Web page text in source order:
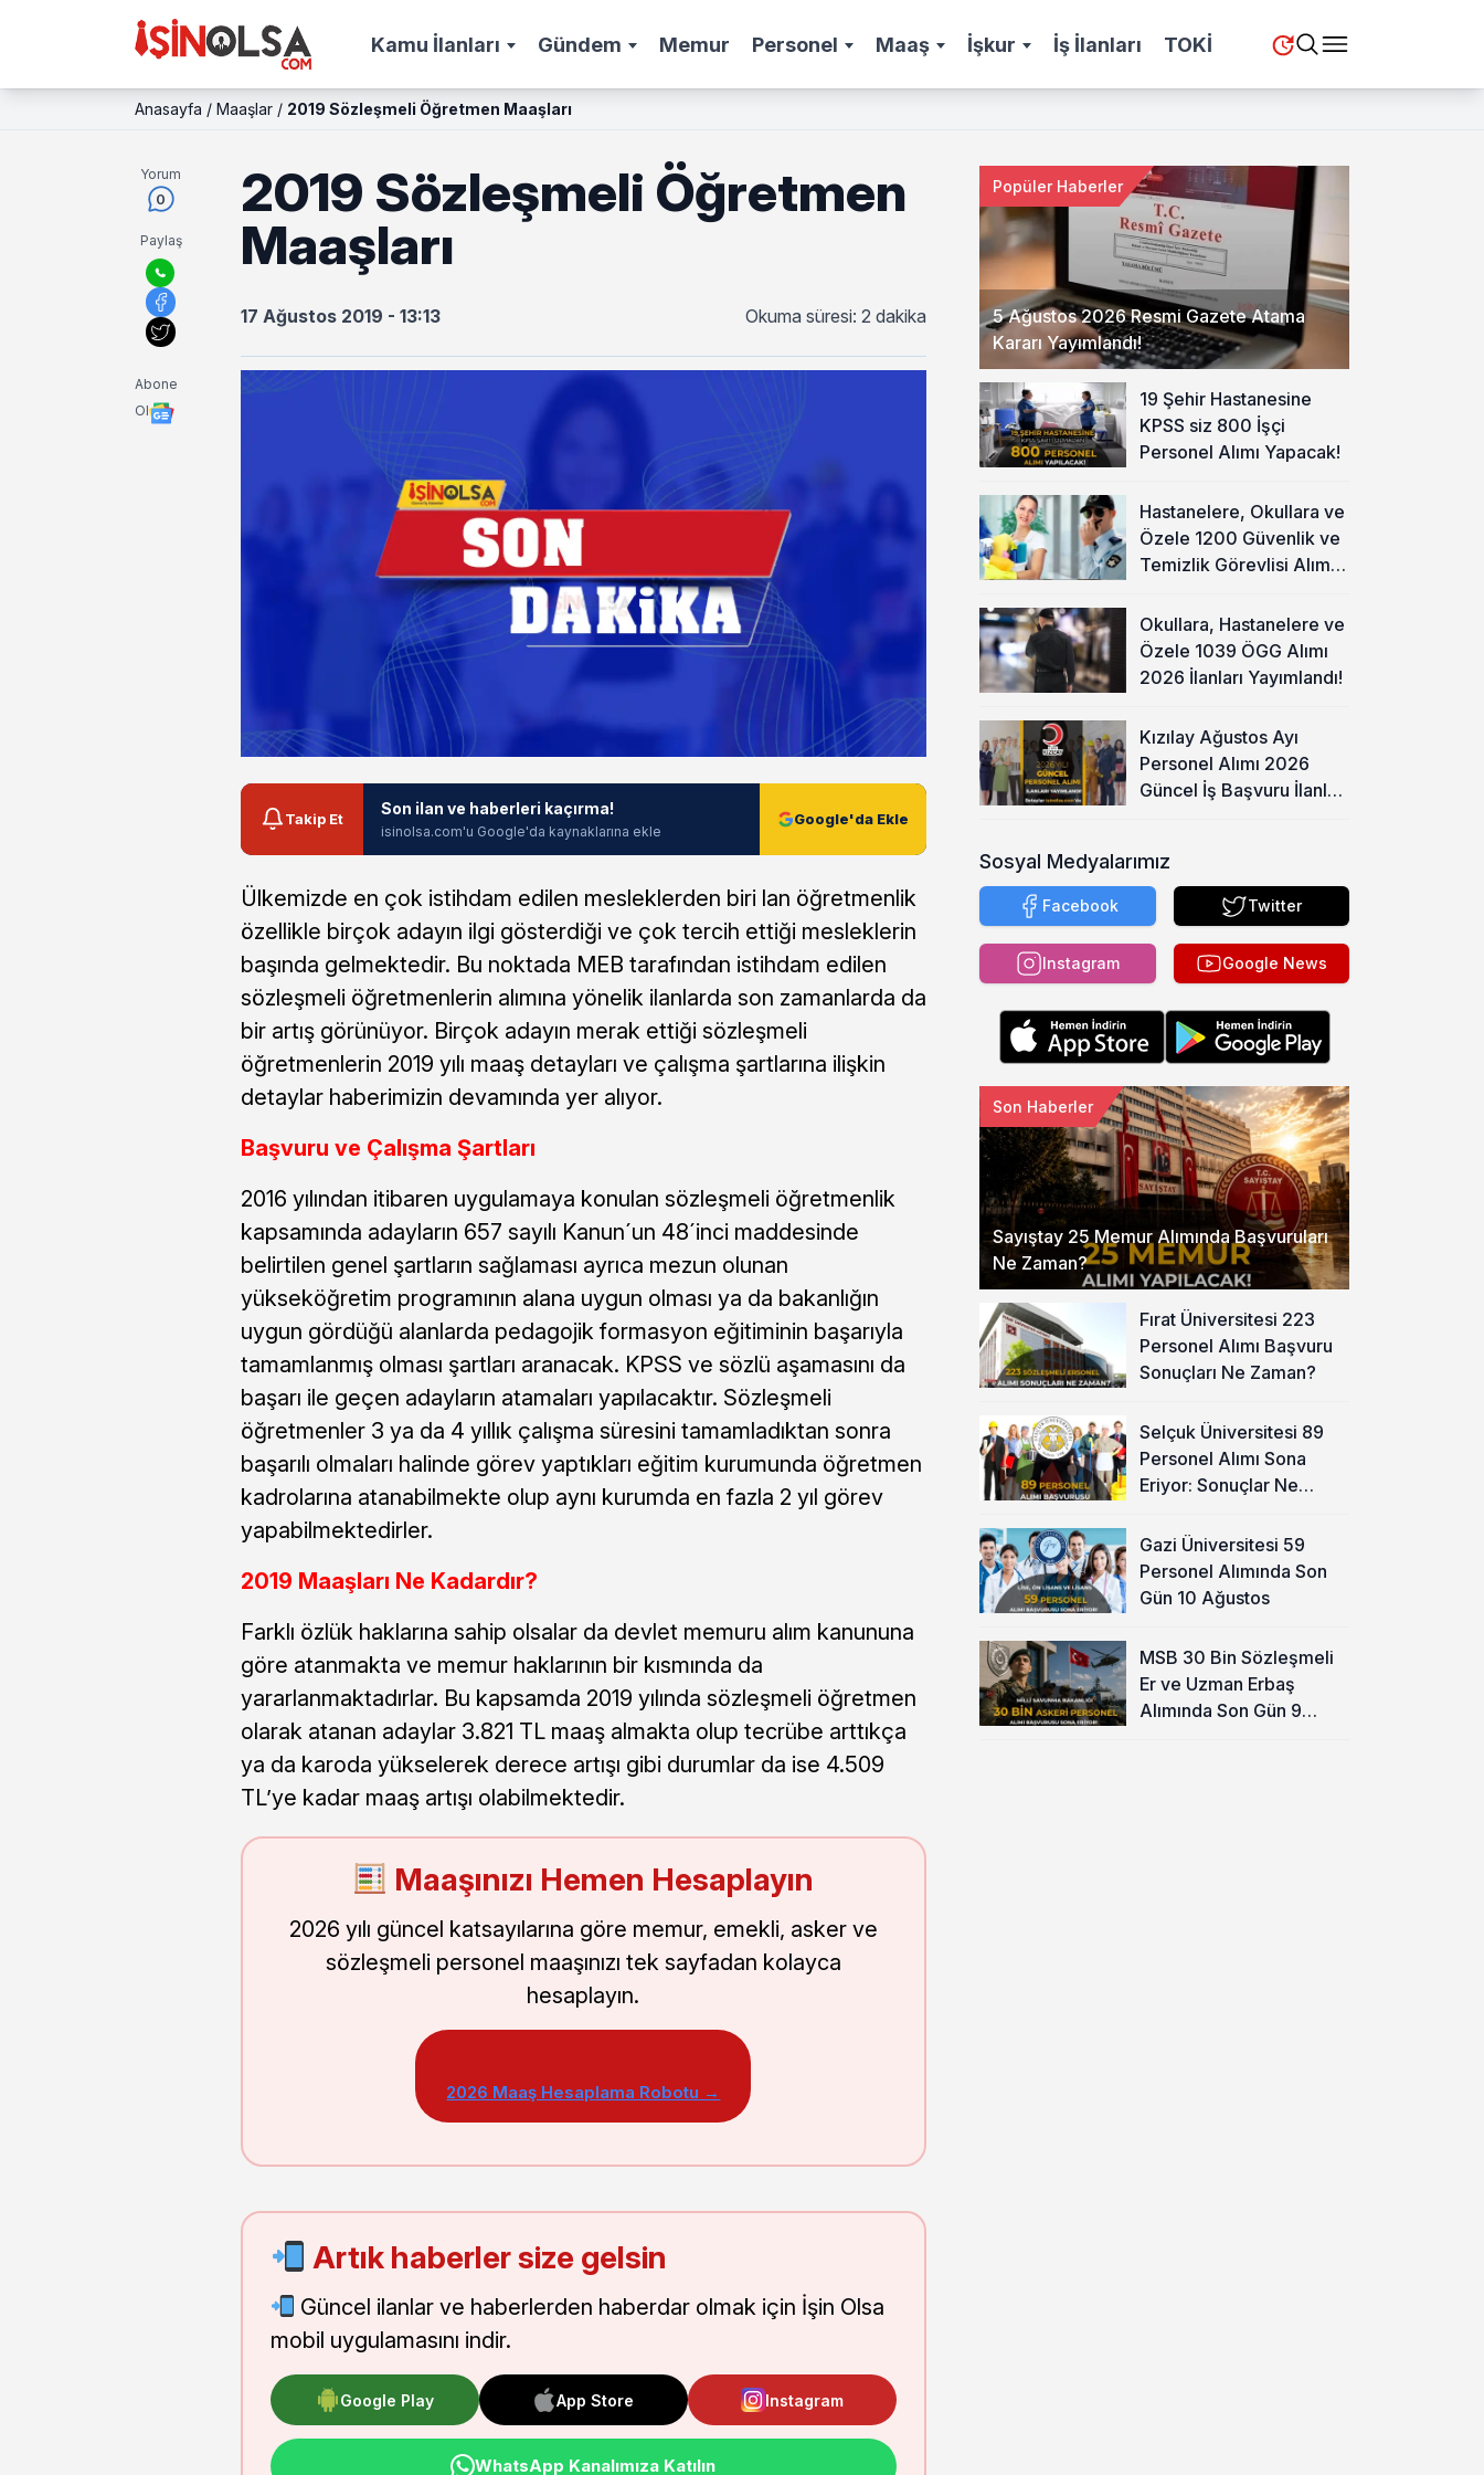
Kamu İlanları Gündem Memur Personel Maaş İşkur İş İlanları TOKİ
Anasayfa / Maaşlar / 2019 Sözleşmeli Öğretmen Maaşları
Yorum
0
Paylaş
Abone
Ol
2019 Sözleşmeli Öğretmen
Maaşları
17 Ağustos 2019 - 13:13 Okuma süresi: 2 dakika
Takip Et
Son ilan ve haberleri kaçırma!
isinolsa.com'u Google'da kaynaklarına ekle
Google'da Ekle
Ülkemizde en çok istihdam edilen mesleklerden biri lan öğretmenlik
özellikle birçok adayın ilgi gösterdiği ve çok tercih ettiği mesleklerin
başında gelmektedir. Bu noktada MEB tarafından istihdam edilen
sözleşmeli öğretmenlerin alımına yönelik ilanlarda son zamanlarda da
bir artış görünüyor. Birçok adayın merak ettiği sözleşmeli
öğretmenlerin 2019 yılı maaş detayları ve çalışma şartlarına ilişkin
detaylar haberimizin devamında yer alıyor.
Başvuru ve Çalışma Şartları
2016 yılından itibaren uygulamaya konulan sözleşmeli öğretmenlik
kapsamında adayların 657 sayılı Kanun´un 48´inci maddesinde
belirtilen genel şartların sağlaması ayrıca mezun olunan
yükseköğretim programının alana uygun olması ya da bakanlığın
uygun gördüğü alanlarda pedagojik formasyon eğitiminin başarıyla
tamamlanmış olması şartları aranacak. KPSS ve sözlü aşamasını da
başarı ile geçen adayların atamaları yapılacaktır. Sözleşmeli
öğretmenler 3 ya da 4 yıllık çalışma süresini tamamladıktan sonra
başarılı olmaları halinde görev yaptıkları eğitim kurumunda öğretmen
kadrolarına atanabilmekte olup aynı kurumda en fazla 2 yıl görev
yapabilmektedirler.
2019 Maaşları Ne Kadardır?
Farklı özlük haklarına sahip olsalar da devlet memuru alım kanununa
göre atanmakta ve memur haklarının bir kısmında da
yararlanmaktadırlar. Bu kapsamda 2019 yılında sözleşmeli öğretmen
olarak atanan adaylar 3.821 TL maaş almakta olup tecrübe arttıkça
ya da karoda yükselerek derece artışı gibi durumlar da ise 4.509
TL’ye kadar maaş artışı olabilmektedir.
Maaşınızı Hemen Hesaplayın
2026 yılı güncel katsayılarına göre memur, emekli, asker ve
sözleşmeli personel maaşınızı tek sayfadan kolayca
hesaplayın.
2026 Maaş Hesaplama Robotu →
Artık haberler size gelsin
Güncel ilanlar ve haberlerden haberdar olmak için İşin Olsa
mobil uygulamasını indir.
Google Play App Store Instagram
WhatsApp Kanalımıza Katılın
5 Ağustos 2026 Resmi Gazete Atama
Kararı Yayımlandı!
Popüler Haberler
19 Şehir Hastanesine
KPSS siz 800 İşçi
Personel Alımı Yapacak!
Hastanelere, Okullara ve
Özele 1200 Güvenlik ve
Temizlik Görevlisi Alımı
Okullara, Hastanelere ve
Özele 1039 ÖGG Alımı
2026 İlanları Yayımlandı!
Kızılay Ağustos Ayı
Personel Alımı 2026
Güncel İş Başvuru İlanları
Sosyal Medyalarımız
Facebook Twitter
Instagram Google News
Sayıştay 25 Memur Alımında Başvuruları
Ne Zaman?
Son Haberler
Fırat Üniversitesi 223
Personel Alımı Başvuru
Sonuçları Ne Zaman?
Selçuk Üniversitesi 89
Personel Alımı Sona
Eriyor: Sonuçlar Ne
Gazi Üniversitesi 59
Personel Alımında Son
Gün 10 Ağustos
MSB 30 Bin Sözleşmeli
Er ve Uzman Erbaş
Alımında Son Gün 9